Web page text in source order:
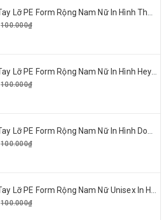
100.000₫
100.000₫
100.000₫
100.000₫